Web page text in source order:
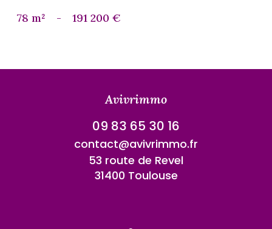
78 m² - 191 200 €
Avivrimmo
09 83 65 30 16
contact@avivrimmo.fr
53 route de Revel
31400 Toulouse